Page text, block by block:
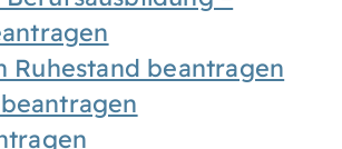
beantragen